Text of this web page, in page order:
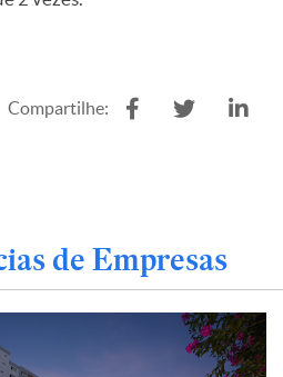
Compartilhe:
de Empresas